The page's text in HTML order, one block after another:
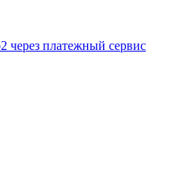
через платежный сервис